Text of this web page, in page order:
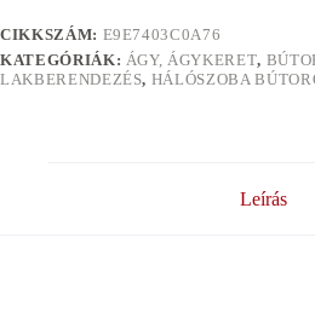
CIKKSZÁM: E9E7403C0A76
KATEGÓRIÁK: ÁGY, ÁGYKERET,
LAKBERENDEZÉS, HÁLÓSZOBA
Leírás